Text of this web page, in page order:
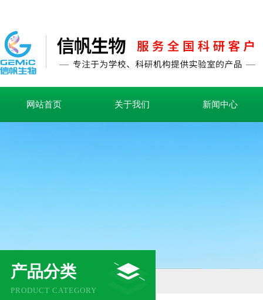
网站首页 关于我们 新闻中心
产品分类
PRODUCT CATEGORY